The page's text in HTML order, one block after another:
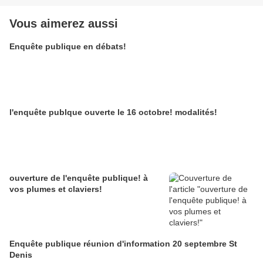
Vous aimerez aussi
Enquête publique en débats!
l'enquête publque ouverte le 16 octobre! modalités!
ouverture de l'enquête publique! à
vos plumes et claviers!
Enquête publique réunion d'information 20 septembre St
Denis